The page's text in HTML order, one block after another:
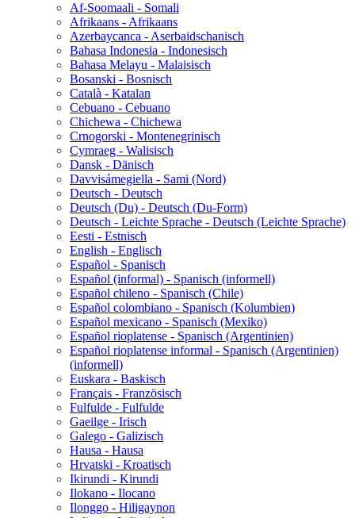
Af-Soomaali - Somali
Afrikaans - Afrikaans
Azerbaycanca - Aserbaidschanisch
Bahasa Indonesia - Indonesisch
Bahasa Melayu - Malaisisch
Bosanski - Bosnisch
Català - Katalan
Cebuano - Cebuano
Chichewa - Chichewa
Crnogorski - Montenegrinisch
Cymraeg - Walisisch
Dansk - Dänisch
Davvisámegiella - Sami (Nord)
Deutsch - Deutsch
Deutsch (Du) - Deutsch (Du-Form)
Deutsch - Leichte Sprache - Deutsch (Leichte Sprache)
Eesti - Estnisch
English - Englisch
Español - Spanisch
Español (informal) - Spanisch (informell)
Español chileno - Spanisch (Chile)
Español colombiano - Spanisch (Kolumbien)
Español mexicano - Spanisch (Mexiko)
Español rioplatense - Spanisch (Argentinien)
Español rioplatense informal - Spanisch (Argentinien)
(informell)
Euskara - Baskisch
Français - Französisch
Fulfulde - Fulfulde
Gaeilge - Irisch
Galego - Galizisch
Hausa - Hausa
Hrvatski - Kroatisch
Ikirundi - Kirundi
Ilokano - Ilocano
Ilonggo - Hiligaynon